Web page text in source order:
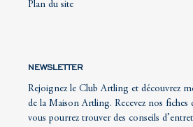
Plan du site
NEWSLETTER
Rejoignez le Club Artling et découvrez
de la Maison Artling. Recevez nos fiches
vous pourrez trouver des conseils